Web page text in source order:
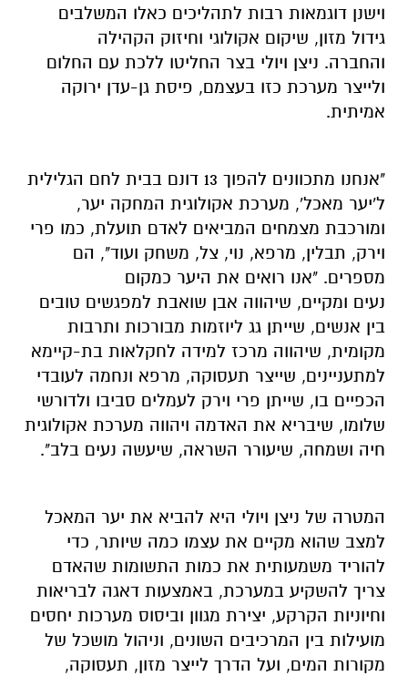
וישנן דוגמאות רבות לתהליכים כאלו המשלבים
גידול מזון, שיקום אקולוגי וחיזוק הקהילה
והחברה. ניצן ויולי בצר החליטו ללכת עם החלום
ולייצר מערכת כזו בעצמם, פיסת גן-עדן ירוקה
אמיתית.
"אנחנו מתכוונים להפוך 13 דונם בבית לחם הגלילית
ל'יער מאכל', מערכת אקולוגית המחקה יער,
ומורכבת מצמחים המביאים לאדם תועלת, כמו פרי
וירק, תבלין, מרפא, נוי, צל, משחק ועוד", הם
מספרים. "אנו רואים את היער כמקום
נעים ומקיים, שיהווה אבן שואבת למפגשים טובים
בין אנשים, שייתן גג ליוזמות מבורכות ותרבות
מקומית, שיהווה מרכז למידה לחקלאות בת-קיימא
למתעניינים, שייצר תעסוקה, מרפא ונחמה לעובדי
הכפיים בו, שייתן פרי וירק לעמלים סביבו ולדורשי
שלומו, שיבריא את האדמה ויהווה מערכת אקולוגית
חיה ושמחה, שיעורר השראה, שיעשה נעים בלב".
המטרה של ניצן ויולי היא להביא את יער המאכל
למצב שהוא מקיים את עצמו כמה שיותר, כדי
להוריד משמעותית את כמות התשומות שהאדם
צריך להשקיע במערכת, באמצעות דאגה לבריאות
וחיוניות הקרקע, יצירת מגוון וביסוס מערכות יחסים
מועילות בין המרכיבים השונים, וניהול מושכל של
מקורות המים, ועל הדרך לייצר מזון, תעסוקה,